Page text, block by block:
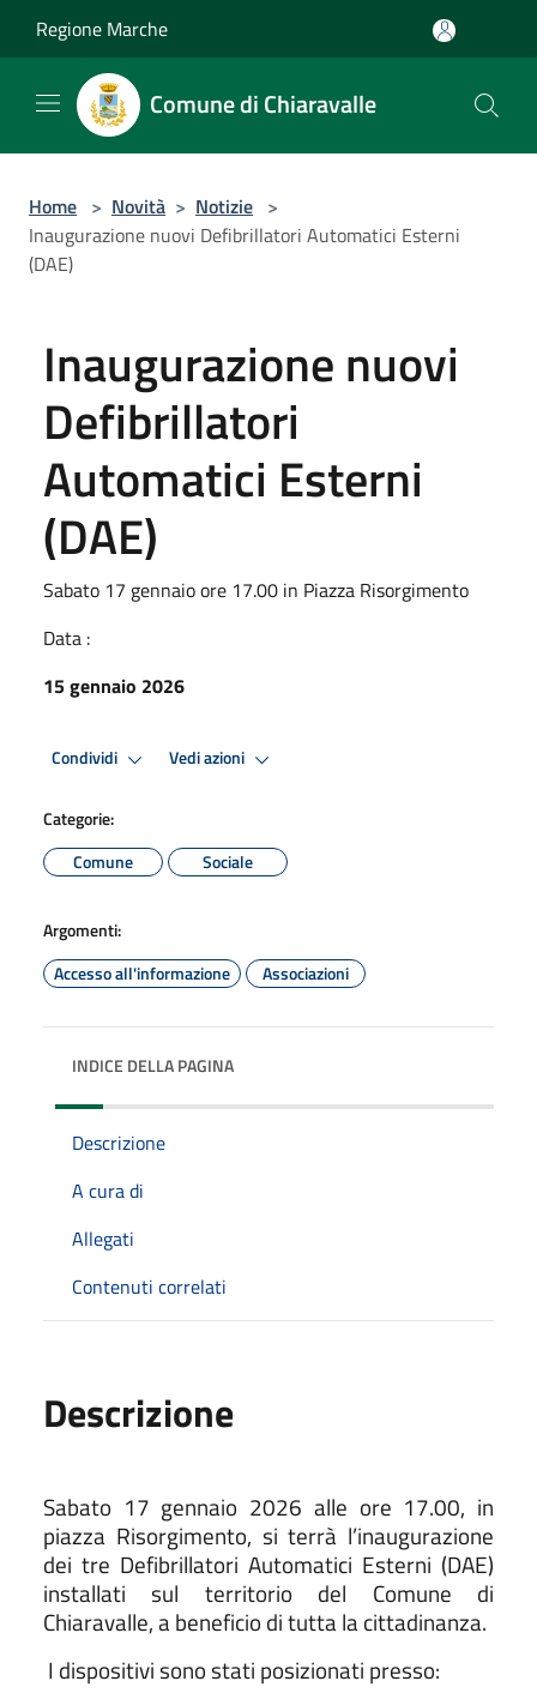
Regione Marche
Comune di Chiaravalle
Home > Novità > Notizie >
Inaugurazione nuovi Defibrillatori Automatici Esterni
(DAE)
Inaugurazione nuovi
Defibrillatori
Automatici Esterni
(DAE)
Sabato 17 gennaio ore 17.00 in Piazza Risorgimento
Data :
15 gennaio 2026
Condividi Vedi azioni
Categorie:
Comune
Sociale
Argomenti:
Accesso all'informazione
Associazioni
INDICE DELLA PAGINA
Descrizione
A cura di
Allegati
Contenuti correlati
Descrizione
Sabato 17 gennaio 2026 alle ore 17.00, in
piazza Risorgimento, si terrà l’inaugurazione
dei tre Defibrillatori Automatici Esterni (DAE)
installati sul territorio del Comune di
Chiaravalle, a beneficio di tutta la cittadinanza.
I dispositivi sono stati posizionati presso: